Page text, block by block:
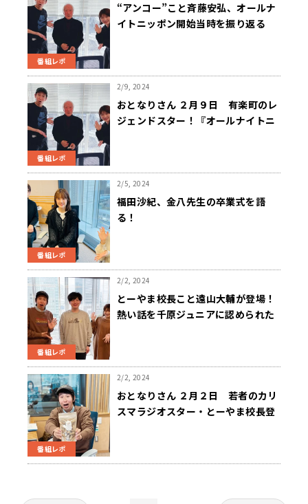
番組レポ
“アンコー”こと斉藤安弘、オールナ
イトニッポン開始当時を振り返る
番組レポ
2/9, 2024
おとなりさん ２月９日 有楽町のレ
ジェンドスター！『オールナイトニ
番組レポ
2/5, 2024
福田沙紀、金八先生の卒業式を語
る！
番組レポ
2/2, 2024
とーやま校長こと遠山大輔が登場！
熱い話を千原ジュニアに認められた
番組レポ
2/2, 2024
おとなりさん ２月２日 若者のカリ
スマラジオスター・とーやま校長登